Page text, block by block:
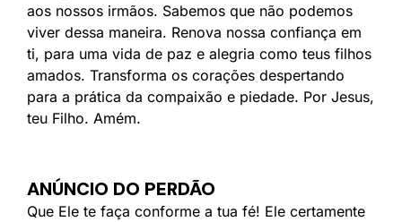
aos nossos irmãos. Sabemos que não podemos
viver dessa maneira. Renova nossa confiança em
ti, para uma vida de paz e alegria como teus filhos
amados. Transforma os corações despertando
para a prática da compaixão e piedade. Por Jesus,
teu Filho. Amém.
ANÚNCIO DO PERDÃO
Que Ele te faça conforme a tua fé! Ele certamente